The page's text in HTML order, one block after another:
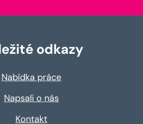
odkazy
Nabídka práce
Napsali o nás
Kontakt